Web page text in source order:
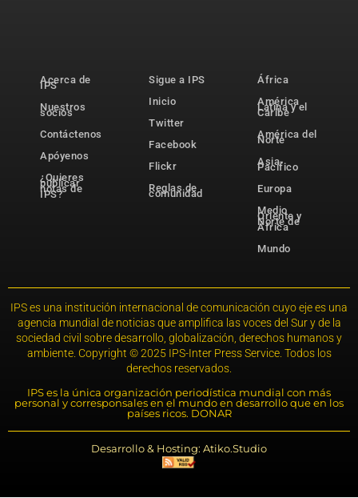
Acerca de
IPS
Nuestros
socios
Contáctenos
Apóyenos
¿Quieres
publicar
notas de
IPS?
Sigue a IPS
Inicio
Twitter
Facebook
Flickr
Reglas de
comunidad
África
América
Latina y el
Caribe
América del
Norte
Asia-
Pacífico
Europa
Medio
Oriente y
Norte de
África
Mundo
IPS es una institución internacional de comunicación cuyo eje es una
agencia mundial de noticias que amplifica las voces del Sur y de la
sociedad civil sobre desarrollo, globalización, derechos humanos y
ambiente. Copyright © 2025 IPS-Inter Press Service. Todos los
derechos reservados.
IPS es la única organización periodística mundial con más
personal y corresponsales en el mundo en desarrollo que en los
países ricos. DONAR
Desarrollo & Hosting: Atiko.Studio